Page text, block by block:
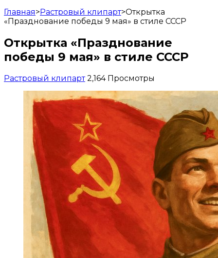
Главная>Растровый клипарт>Открытка
«Празднование победы 9 мая» в стиле СССР
Открытка «Празднование
победы 9 мая» в стиле СССР
Растровый клипарт 2,164 Просмотры